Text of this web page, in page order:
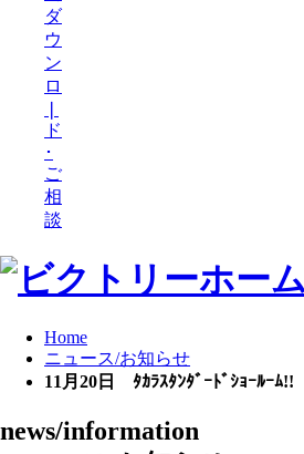
ダ
ウ
ン
ロ
ド
･
ご
相
談
Home
ニュース/お知らせ
11月20日 ﾀｶﾗｽﾀﾝﾀﾞｰﾄﾞｼｮｰﾙｰﾑ!!
news/information